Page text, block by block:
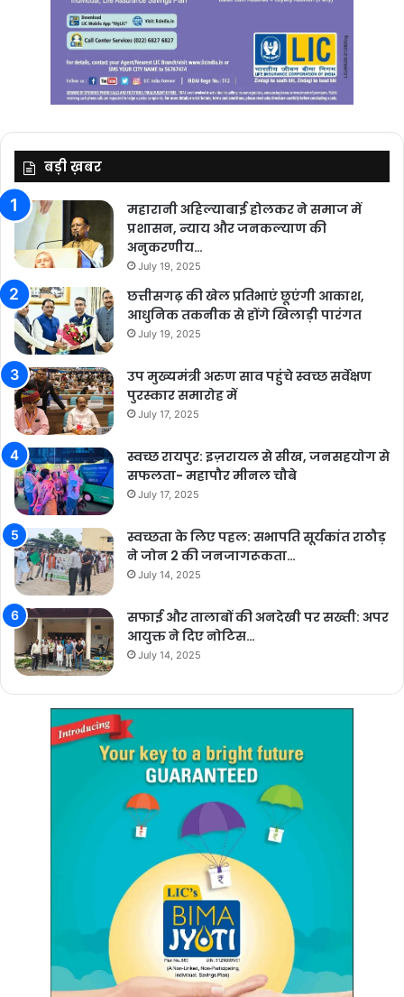
बड़ी ख़बर
महारानी अहिल्याबाई होलकर ने समाज में
प्रशासन, न्याय और जनकल्याण की
अनुकरणीय…
July 19, 2025
छत्तीसगढ़ की खेल प्रतिभाएं छूएंगी आकाश,
आधुनिक तकनीक से होंगे खिलाड़ी पारंगत
July 19, 2025
उप मुख्यमंत्री अरुण साव पहुंचे स्वच्छ सर्वेक्षण
पुरस्कार समारोह में
July 17, 2025
स्वच्छ रायपुर: इज़रायल से सीख, जनसहयोग से
सफलता- महापौर मीनल चौबे
July 17, 2025
स्वच्छता के लिए पहल: सभापति सूर्यकांत राठौड़
ने जोन 2 की जनजागरूकता…
July 14, 2025
सफाई और तालाबों की अनदेखी पर सख्ती: अपर
आयुक्त ने दिए नोटिस…
July 14, 2025